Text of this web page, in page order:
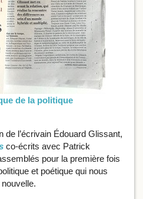
de la politique
de l’écrivain Édouard Glissant,
co-écrits avec Patrick
pour la première fois
et poétique qui nous